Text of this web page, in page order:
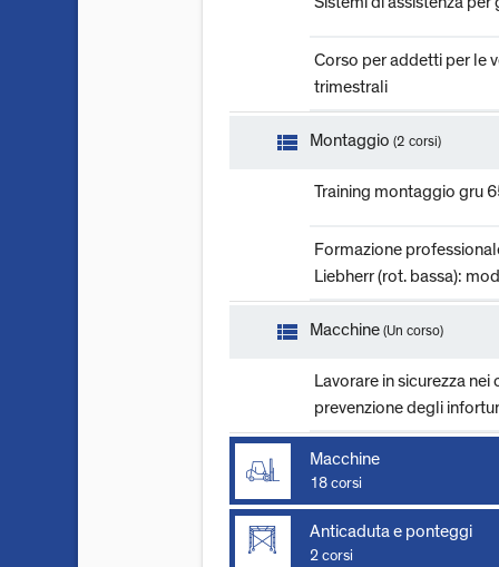
Corso per addetti per le
trimestrali
view_list Montaggio (2 corsi)
Training montaggio gru
Formazione
Liebherr (rot. bassa):
view_list Macchine (Un corso)
Lavorare in sicurezza nei
prevenzione degli
Macchine
18 corsi
Anticaduta e ponteggi
2 corsi